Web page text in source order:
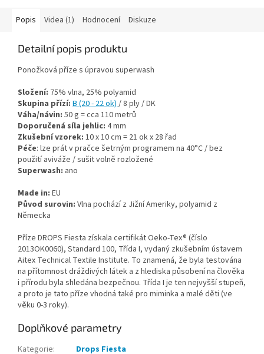
Popis Videa (1) Hodnocení Diskuze
Detailní popis produktu
Ponožková příze s úpravou superwash
Složení: 75% vlna, 25% polyamid
Skupina přízí: B (20 - 22 ok) / 8 ply / DK
Váha/návin: 50 g = cca 110 metrů
Doporučená síla jehlic: 4 mm
Zkušební vzorek: 10 x 10 cm = 21 ok x 28 řad
Péče: lze prát v pračce šetrným programem na 40°C / bez
použití aviváže / sušit volně rozložené
Superwash: ano
Made in: EU
Původ surovin: Vlna pochází z Jižní Ameriky, polyamid z
Německa
Příze DROPS Fiesta získala certifikát Oeko-Tex® (číslo
2013OK0060), Standard 100, Třída I, vydaný zkušebním ústavem
Aitex Technical Textile Institute. To znamená, že byla testována
na přítomnost dráždivých látek a z hlediska působení na člověka
i přírodu byla shledána bezpečnou. Třída I je ten nejvyšší stupeň,
a proto je tato příze vhodná také pro miminka a malé děti (ve
věku 0-3 roky).
Doplňkové parametry
Kategorie:
Drops Fiesta